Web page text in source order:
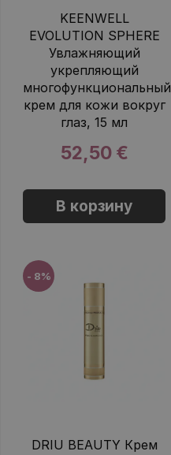
KEENWELL
EVOLUTION SPHERE
Увлажняющий
укрепляющий
многофункциональный
крем для кожи вокруг
глаз, 15 мл
52,50 €
В корзину
DRIU BEAUTY Крем
- 8%